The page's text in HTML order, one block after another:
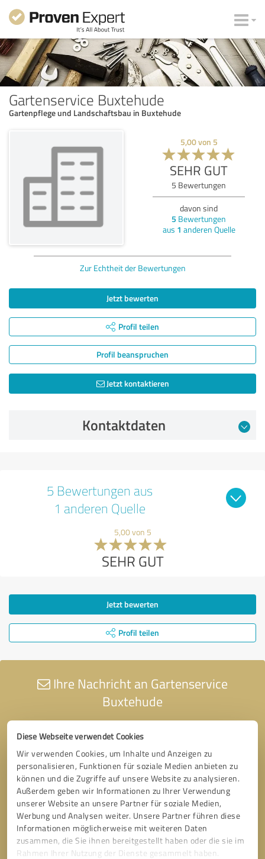
Diese Webseite verwendet Cookies
Wir verwenden Cookies, um Inhalte und Anzeigen zu
personalisieren, Funktionen für soziale Medien anbieten zu
können und die Zugriffe auf unsere Website zu analysieren.
Außerdem geben wir Informationen zu Ihrer Verwendung
unserer Website an unsere Partner für soziale Medien,
Werbung und Analysen weiter. Unsere Partner führen diese
Informationen möglicherweise mit weiteren Daten
zusammen, die Sie ihnen bereitgestellt haben oder die sie im
Rahmen Ihrer Nutzung der Dienste gesammelt haben.
Gartenservice Buxtehude
Gartenpflege und Landschaftsbau in Buxtehude
5,00von 5
SEHR GUT
5 Bewertungen
davon sind
5 Bewertungen
aus 1 anderen Quelle
Zur Echtheit der Bewertungen
Jetzt bewerten
Profil teilen
Profil beanspruchen
Jetzt kontaktieren
Kontaktdaten
5 Bewertungen aus
1 anderen Quelle
5,00 von 5
SEHR GUT
Jetzt bewerten
Profil teilen
Ihre Nachricht an Gartenservice
Buxtehude